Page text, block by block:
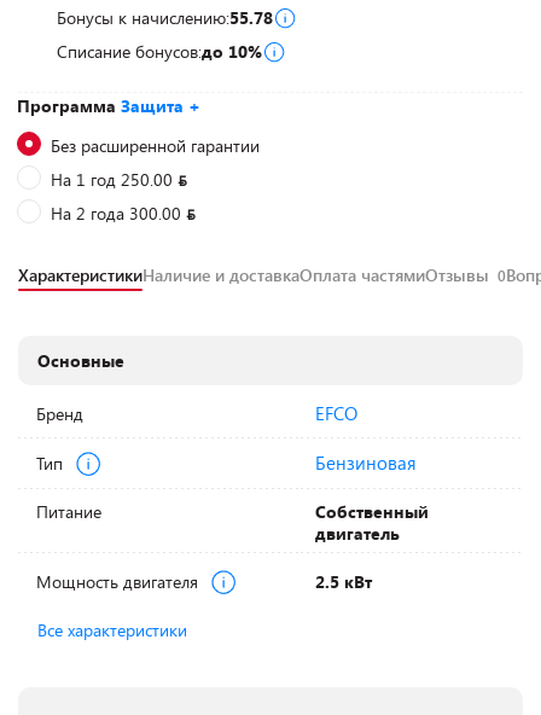
Программа Защита +
Без расширенной гарантии
На 1 год 250.00
На 2 года 300.00
Бонусы к начислению:55.78
Списание бонусов:до 10%
ХарактеристикиНаличие и доставкаОплата частямиОтзывы 0
Основные
Бренд EFCO
Тип Бензиновая
Питание
Собственный
двигатель
Мощность двигателя 2.5 кВт
Все характеристики